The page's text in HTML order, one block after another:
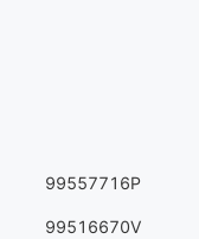
99557716P
99516670V